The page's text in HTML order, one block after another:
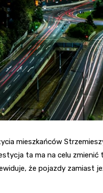
mieszkańców
ta ma na celu zmienić
że pojazdy zamiast